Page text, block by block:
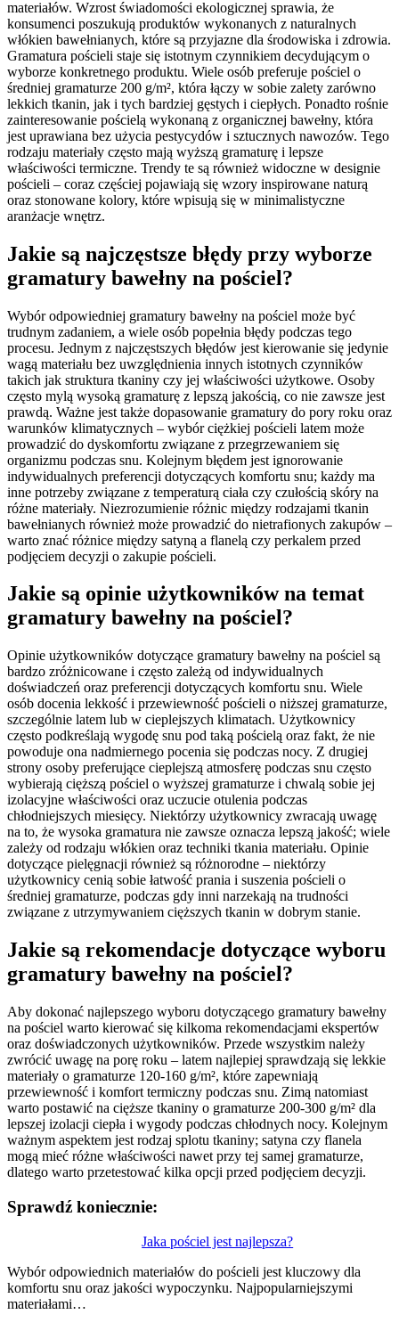
materiałów. Wzrost świadomości ekologicznej sprawia, że
konsumenci poszukują produktów wykonanych z naturalnych
włókien bawełnianych, które są przyjazne dla środowiska i zdrowia.
Gramatura pościeli staje się istotnym czynnikiem decydującym o
wyborze konkretnego produktu. Wiele osób preferuje pościel o
średniej gramaturze 200 g/m², która łączy w sobie zalety zarówno
lekkich tkanin, jak i tych bardziej gęstych i ciepłych. Ponadto rośnie
zainteresowanie pościelą wykonaną z organicznej bawełny, która
jest uprawiana bez użycia pestycydów i sztucznych nawozów. Tego
rodzaju materiały często mają wyższą gramaturę i lepsze
właściwości termiczne. Trendy te są również widoczne w designie
pościeli – coraz częściej pojawiają się wzory inspirowane naturą
oraz stonowane kolory, które wpisują się w minimalistyczne
aranżacje wnętrz.
Jakie są najczęstsze błędy przy wyborze
gramatury bawełny na pościel?
Wybór odpowiedniej gramatury bawełny na pościel może być
trudnym zadaniem, a wiele osób popełnia błędy podczas tego
procesu. Jednym z najczęstszych błędów jest kierowanie się jedynie
wagą materiału bez uwzględnienia innych istotnych czynników
takich jak struktura tkaniny czy jej właściwości użytkowe. Osoby
często mylą wysoką gramaturę z lepszą jakością, co nie zawsze jest
prawdą. Ważne jest także dopasowanie gramatury do pory roku oraz
warunków klimatycznych – wybór ciężkiej pościeli latem może
prowadzić do dyskomfortu związane z przegrzewaniem się
organizmu podczas snu. Kolejnym błędem jest ignorowanie
indywidualnych preferencji dotyczących komfortu snu; każdy ma
inne potrzeby związane z temperaturą ciała czy czułością skóry na
różne materiały. Niezrozumienie różnic między rodzajami tkanin
bawełnianych również może prowadzić do nietrafionych zakupów –
warto znać różnice między satyną a flanelą czy perkalem przed
podjęciem decyzji o zakupie pościeli.
Jakie są opinie użytkowników na temat
gramatury bawełny na pościel?
Opinie użytkowników dotyczące gramatury bawełny na pościel są
bardzo zróżnicowane i często zależą od indywidualnych
doświadczeń oraz preferencji dotyczących komfortu snu. Wiele
osób docenia lekkość i przewiewność pościeli o niższej gramaturze,
szczególnie latem lub w cieplejszych klimatach. Użytkownicy
często podkreślają wygodę snu pod taką pościelą oraz fakt, że nie
powoduje ona nadmiernego pocenia się podczas nocy. Z drugiej
strony osoby preferujące cieplejszą atmosferę podczas snu często
wybierają cięższą pościel o wyższej gramaturze i chwalą sobie jej
izolacyjne właściwości oraz uczucie otulenia podczas
chłodniejszych miesięcy. Niektórzy użytkownicy zwracają uwagę
na to, że wysoka gramatura nie zawsze oznacza lepszą jakość; wiele
zależy od rodzaju włókien oraz techniki tkania materiału. Opinie
dotyczące pielęgnacji również są różnorodne – niektórzy
użytkownicy cenią sobie łatwość prania i suszenia pościeli o
średniej gramaturze, podczas gdy inni narzekają na trudności
związane z utrzymywaniem cięższych tkanin w dobrym stanie.
Jakie są rekomendacje dotyczące wyboru
gramatury bawełny na pościel?
Aby dokonać najlepszego wyboru dotyczącego gramatury bawełny
na pościel warto kierować się kilkoma rekomendacjami ekspertów
oraz doświadczonych użytkowników. Przede wszystkim należy
zwrócić uwagę na porę roku – latem najlepiej sprawdzają się lekkie
materiały o gramaturze 120-160 g/m², które zapewniają
przewiewność i komfort termiczny podczas snu. Zimą natomiast
warto postawić na cięższe tkaniny o gramaturze 200-300 g/m² dla
lepszej izolacji ciepła i wygody podczas chłodnych nocy. Kolejnym
ważnym aspektem jest rodzaj splotu tkaniny; satyna czy flanela
mogą mieć różne właściwości nawet przy tej samej gramaturze,
dlatego warto przetestować kilka opcji przed podjęciem decyzji.
Sprawdź koniecznie:
Jaka pościel jest najlepsza?
Wybór odpowiednich materiałów do pościeli jest kluczowy dla
komfortu snu oraz jakości wypoczynku. Najpopularniejszymi
materiałami…
wpisu